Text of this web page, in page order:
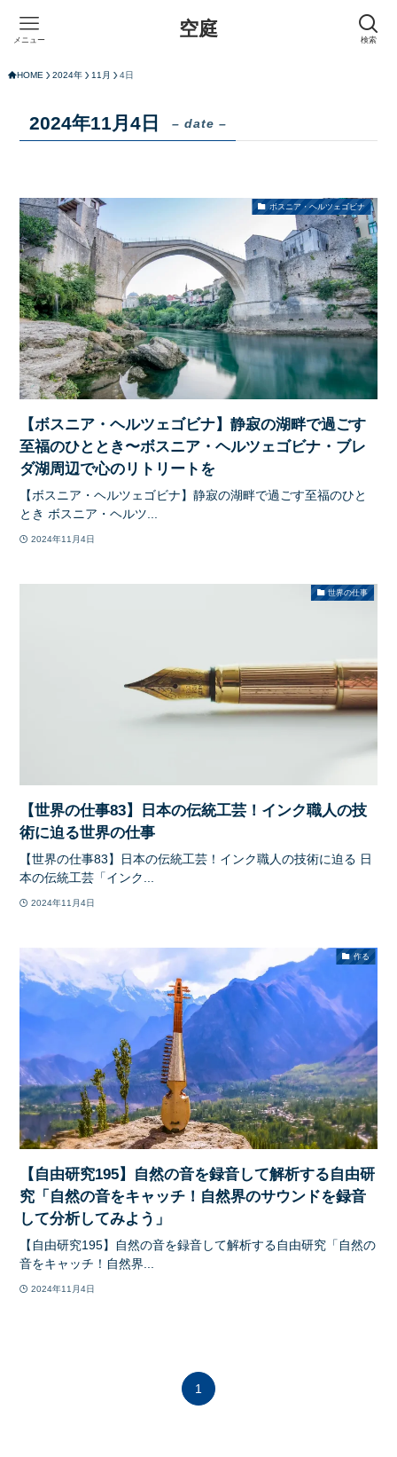
空庭 検索
メニュー
HOME 2024年 11月 4日
2024年11月4日 – date –
ボスニア・ヘルツェゴビナ
【ボスニア・ヘルツェゴビナ】静寂の湖畔で過ごす
至福のひととき〜ボスニア・ヘルツェゴビナ・ブレ
ダ湖周辺で心のリトリートを
【ボスニア・ヘルツェゴビナ】静寂の湖畔で過ごす至福のひと
とき ボスニア・ヘルツ...
2024年11月4日
世界の仕事
【世界の仕事83】日本の伝統工芸！インク職人の技
術に迫る世界の仕事
【世界の仕事83】日本の伝統工芸！インク職人の技術に迫る 日
本の伝統工芸「インク...
2024年11月4日
作る
【自由研究195】自然の音を録音して解析する自由研
究「自然の音をキャッチ！自然界のサウンドを録音
して分析してみよう」
【自由研究195】自然の音を録音して解析する自由研究「自然の
音をキャッチ！自然界...
2024年11月4日
1